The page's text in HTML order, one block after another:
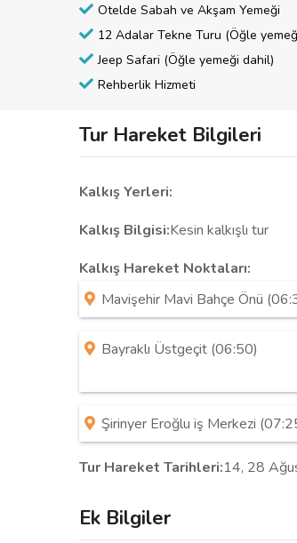
Otelde Sabah ve Akşam Yemeği
12 Adalar Tekne Turu (Öğle
Jeep Safari (Öğle yemeği dahil)
Rehberlik Hizmeti
Tur Hareket Bilgileri
Kalkış Yerleri:
Kalkış Bilgisi:Kesin kalkışlı tur
Kalkış Hareket Noktaları:
Mavişehir Mavi Bahçe Önü
Bayraklı Üstgeçit (06:50)
Şirinyer Eroğlu iş Merkezi
Tur Hareket Tarihleri:14, 28
Ek Bilgiler